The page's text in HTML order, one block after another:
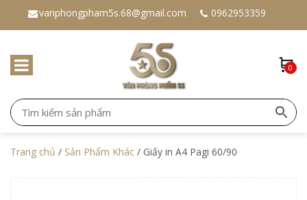
vanphongpham5s.68@gmail.com 0962953359
0
Trang chủ / Sản Phẩm Khác / Giấy in A4 Pagi 60/90